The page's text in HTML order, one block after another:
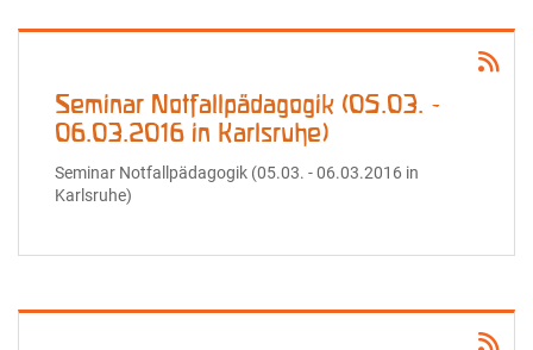
Seminar Notfallpädagogik (05.03. -
06.03.2016 in Karlsruhe)
Seminar Notfallpädagogik (05.03. - 06.03.2016 in
Karlsruhe)